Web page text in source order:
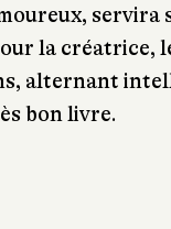
la créatrice,
alternant
bon livre.